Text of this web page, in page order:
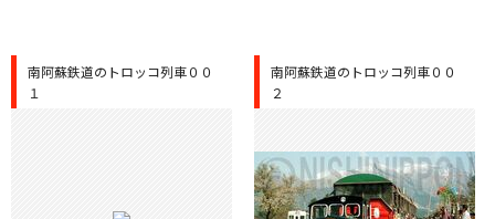
南阿蘇鉄道のトロッコ列車００
１
南阿蘇鉄道のトロッコ列車００
２